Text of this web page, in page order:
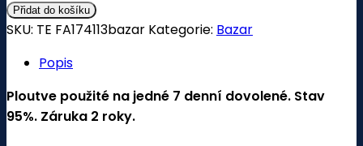
Přidat do košíku
SKU: TE FA174113bazar Kategorie: Bazar
Popis
Ploutve použité na jedné 7 denní dovolené. Stav
95%. Záruka 2 roky.